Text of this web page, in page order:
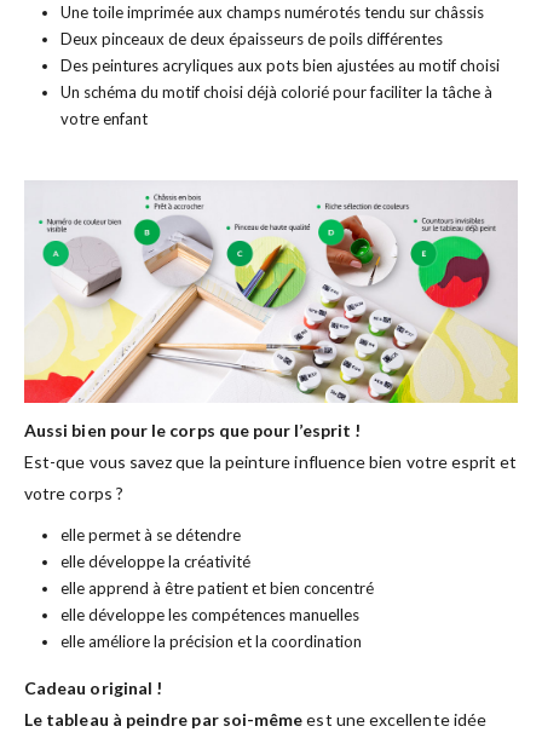
Une toile imprimée aux champs numérotés tendu sur châssis
Deux pinceaux de deux épaisseurs de poils différentes
Des peintures acryliques aux pots bien ajustées au motif choisi
Un schéma du motif choisi déjà colorié pour faciliter la tâche à
votre enfant
Aussi bien pour le corps que pour l’esprit !
Est-que vous savez que la peinture influence bien votre esprit et
votre corps ?
elle permet à se détendre
elle développe la créativité
elle apprend à être patient et bien concentré
elle développe les compétences manuelles
elle améliore la précision et la coordination
Cadeau original !
Le tableau à peindre par soi-mêmeest une excellente idée